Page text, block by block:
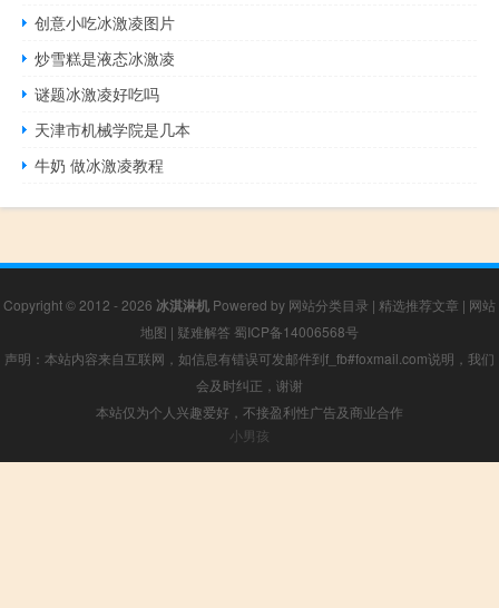
创意小吃冰激凌图片
炒雪糕是液态冰激凌
谜题冰激凌好吃吗
天津市机械学院是几本
牛奶 做冰激凌教程
Copyright © 2012 - 2026 冰淇淋机 Powered by 网站分类目录 | 精选推荐文章 | 网站
地图 | 疑难解答 蜀ICP备14006568号
声明：本站内容来自互联网，如信息有错误可发邮件到f_fb#foxmail.com说明，我们
会及时纠正，谢谢
本站仅为个人兴趣爱好，不接盈利性广告及商业合作
小男孩